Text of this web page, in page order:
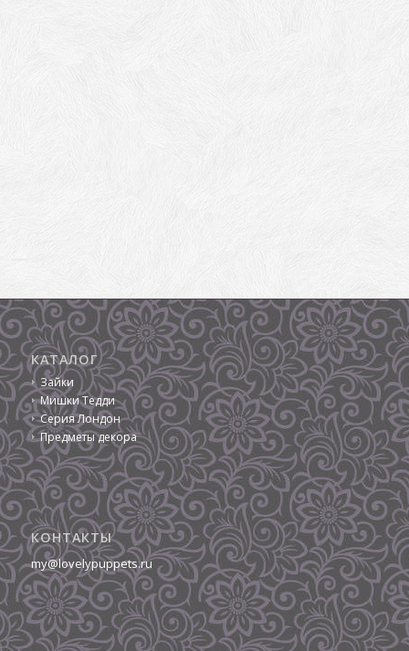
КАТАЛОГ
Зайки
Мишки Тедди
Серия Лондон
Предметы декора
КОНТАКТЫ
my@lovelypuppets.ru